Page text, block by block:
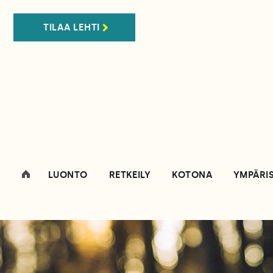
TILAA LEHTI
LUONTO RETKEILY KOTONA